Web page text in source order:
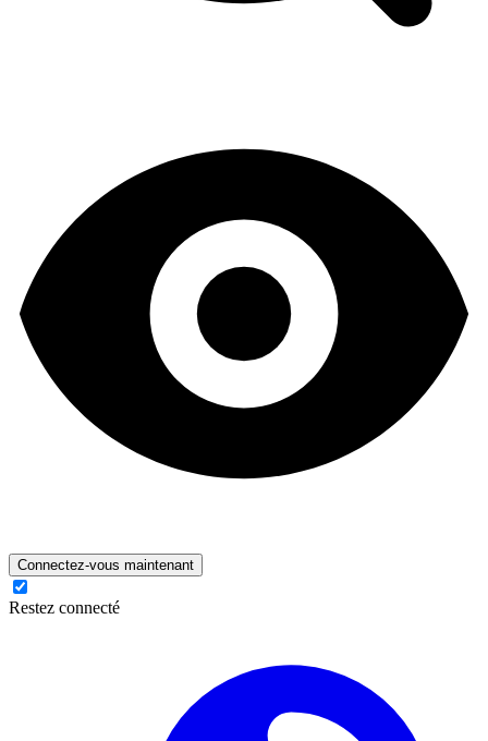
Connectez-vous maintenant
Restez connecté